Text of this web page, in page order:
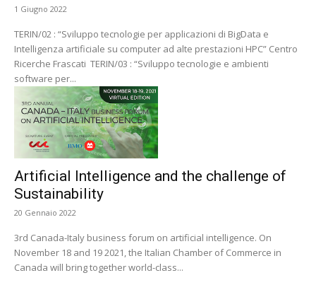
1 Giugno 2022
TERIN/02 : “Sviluppo tecnologie per applicazioni di BigData e
Intelligenza artificiale su computer ad alte prestazioni HPC” Centro
Ricerche Frascati TERIN/03 : “Sviluppo tecnologie e ambienti
software per...
Artificial Intelligence and the challenge of
Sustainability
20 Gennaio 2022
3rd Canada-Italy business forum on artificial intelligence. On
November 18 and 19 2021, the Italian Chamber of Commerce in
Canada will bring together world-class...